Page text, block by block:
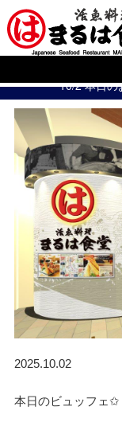
10/2 本日の
2025.10.02
本日のビュッフェ✩